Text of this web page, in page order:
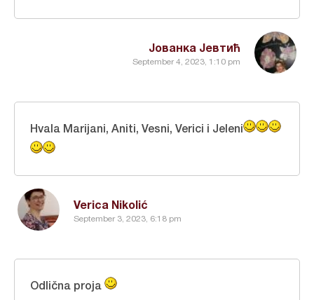
Јованка Јевтић
September 4, 2023, 1:10 pm
Verica Nikolić
September 3, 2023, 6:18 pm
Hvala Marijani, Aniti, Vesni, Verici i Jeleni
Odlična proja